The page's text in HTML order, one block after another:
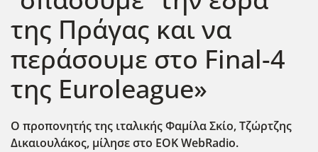
της Πράγας και να
περάσουμε στο Final-4
της Euroleague»
Ο προπονητής της ιταλικής Φαμίλα Σκίο, Τζώρτζης
Δικαιουλάκος, μίλησε στο EOK WebRadio.